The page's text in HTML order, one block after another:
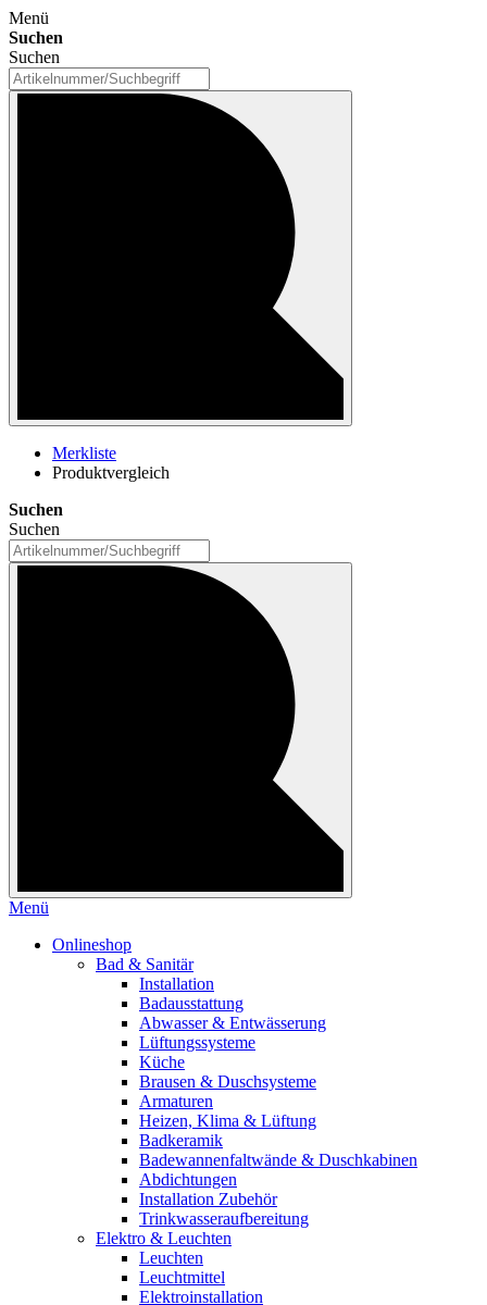
Menü
Suchen
Suchen
Merkliste
Produktvergleich
Suchen
Suchen
Menü
Onlineshop
Bad & Sanitär
Installation
Badausstattung
Abwasser & Entwässerung
Lüftungssysteme
Küche
Brausen & Duschsysteme
Armaturen
Heizen, Klima & Lüftung
Badkeramik
Badewannenfaltwände & Duschkabinen
Abdichtungen
Installation Zubehör
Trinkwasseraufbereitung
Elektro & Leuchten
Leuchten
Leuchtmittel
Elektroinstallation